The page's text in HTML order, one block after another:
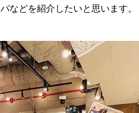
などを紹介したいと思います。